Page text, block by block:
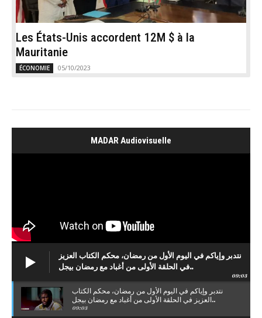
Les États-Unis accordent 12M $ à la
Mauritanie
ÉCONOMIE 05/10/2023
MADAR Audiovisuelle
نتدبر وإياكم في اليوم الأول من رمضان، محكم الكتاب العزيز
في الحلقة الأولى من أغباد مع رمضان بيجل..
09:03
نتدبر وإياكم في اليوم الأول من رمضان، محكم الكتاب
العزيز في الحلقة الأولى من أغباد مع رمضان بيجل..
09:03